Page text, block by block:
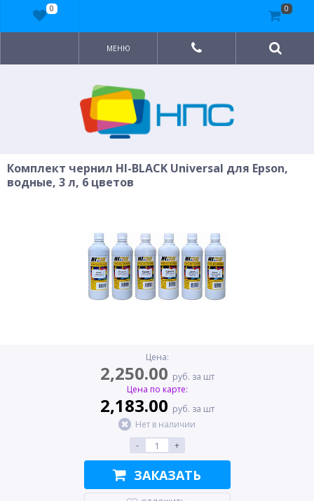
МЕНЮ
Комплект чернил HI-BLACK Universal для Epson,
водные, 3 л, 6 цветов
Цена:
2,250.00 руб. за шт
Цена по карте:
2,183.00 руб. за шт
Нет в наличии
-
+
ЗАКАЗАТЬ
0 0